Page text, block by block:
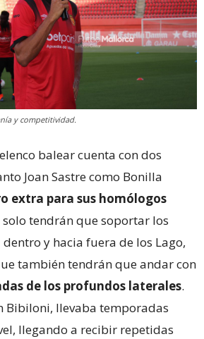
y competitividad.
balear cuenta con dos
Joan Sastre como Bonilla
extra para sus homólogos
solo tendrán que soportar los
y hacia fuera de los Lago,
también tendrán que andar con
de los profundos laterales.
Bibiloni, llevaba temporadas
llegando a recibir repetidas